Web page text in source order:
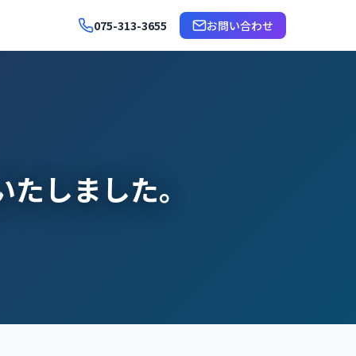
075-313-3655 お問い合わせ
しました。